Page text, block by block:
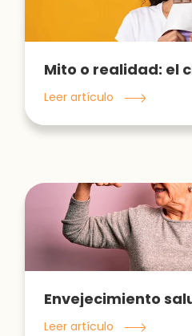
Leer artículo
Leer artículo